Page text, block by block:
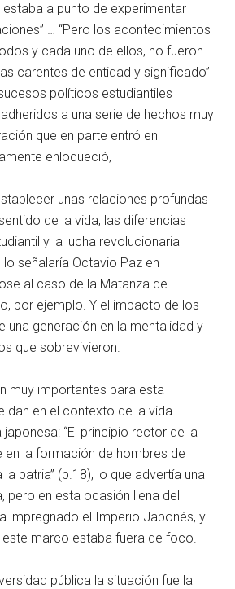
a punto de experimentar
… “Pero los acontecimientos
y cada uno de ellos, no fueron
carentes de entidad y significado”
políticos estudiantiles
a una serie de hechos muy
que en parte entró en
enloqueció,
unas relaciones profundas
de la vida, las diferencias
y la lucha revolucionaria
señalaría Octavio Paz en
al caso de la Matanza de
por ejemplo. Y el impacto de los
una generación en la mentalidad y
que sobrevivieron.
muy importantes para esta
dan en el contexto de la vida
“El principio rector de la
en la formación de hombres de
patria” (p.18), lo que advertía una
pero en esta ocasión llena del
impregnado el Imperio Japonés, y
este marco estaba fuera de foco.
pública la situación fue la